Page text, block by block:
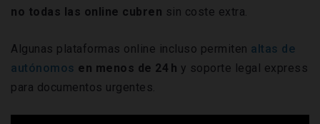
no todas las online cubren sin coste extra.
Algunas plataformas online incluso permiten altas de
autónomos en menos de 24 h y soporte legal express
para documentos urgentes.